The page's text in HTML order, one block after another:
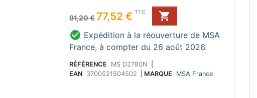
Prix de base
91,20 €
Prix 77,52 € TTC

 Expédition à la réouverture de MSA
France, à compter du 26 août 2026.
RÉFÉRENCE MS D2780N
EAN 3700521504502 MARQUE MSA France